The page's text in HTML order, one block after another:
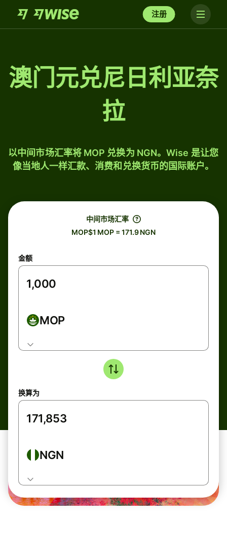
注册
澳门元兑尼日利亚奈
拉
以中间市场汇率将 MOP 兑换为 NGN。Wise 是让您
像当地人一样汇款、消费和兑换货币的国际账户。
中间市场汇率
MOP$1 MOP = 171.9 NGN
金额
MOP
换算为
NGN